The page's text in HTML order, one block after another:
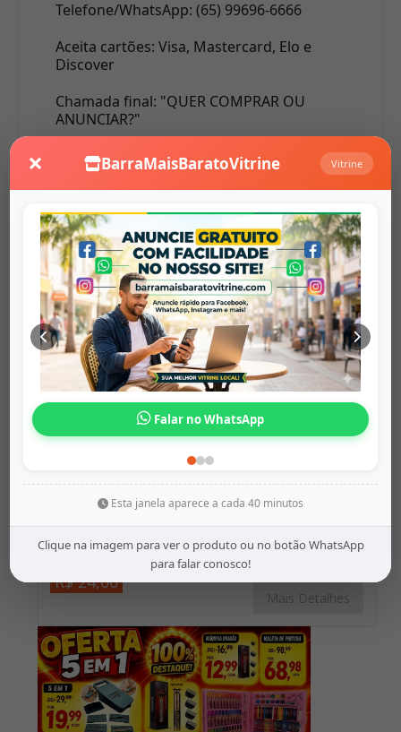
× BarraMaisBaratoVitrine Vitrine
Falar no WhatsApp
Esta janela aparece a cada 40 minutos
Clique na imagem para ver o produto ou no botão WhatsApp
para falar conosco!
Telefone/WhatsApp: (65) 99696-6666
Aceita cartões: Visa, Mastercard, Elo e
Discover
Chamada final: "QUER COMPRAR OU
ANUNCIAR?"
Anuncio Relacionados
Lixeira Completa – Or...
Origem:barramaisbaratovitrine
R$ 24,00
Mais Detalhes